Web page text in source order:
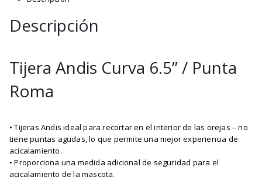
Descripción
Tijera Andis Curva 6.5” / Punta
Roma
• Tijeras Andis ideal para recortar en el interior de las orejas – no
tiene puntas agudas, lo que permite una mejor experiencia de
acicalamiento.
• Proporciona una medida adicional de seguridad para el
acicalamiento de la mascota.